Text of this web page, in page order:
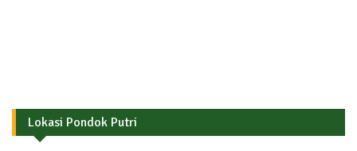
Lokasi Pondok Putri